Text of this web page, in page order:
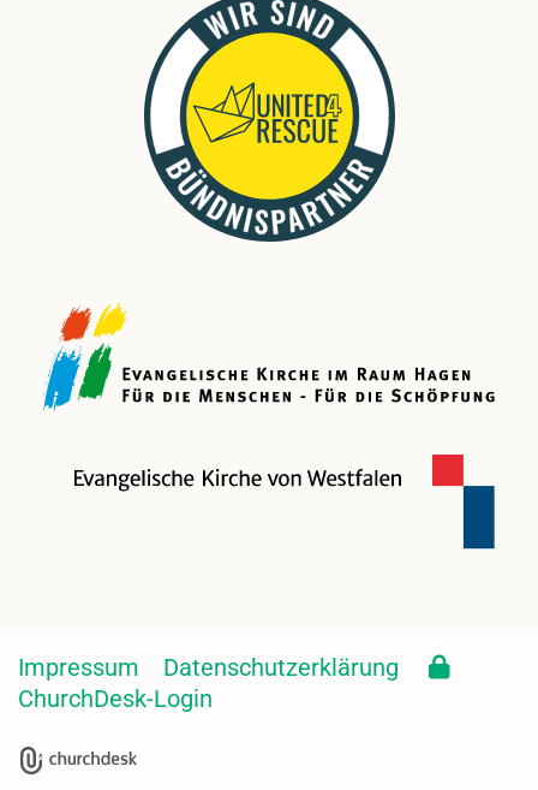
Impressum
Datenschutzerklärung
ChurchDesk-Login